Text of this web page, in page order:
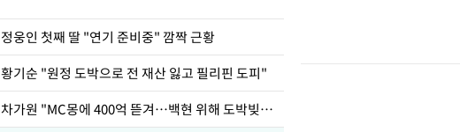
정웅인 첫째 딸 "연기 준비중" 깜짝 근황
황기순 "원정 도박으로 전 재산 잃고 필리핀 도피"
차가원 "MC몽에 400억 뜯겨…백현 위해 도박빚 갚아줘"